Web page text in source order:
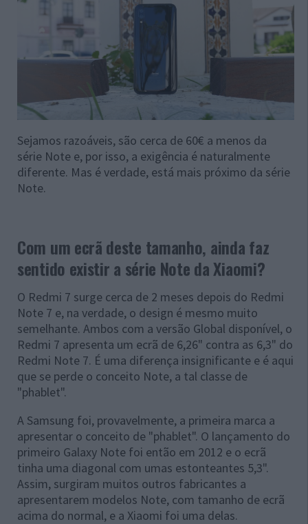
Sejamos razoáveis, são cerca de 60€ a menos da
série Note e, por isso, a exigência é naturalmente
diferente. Mas é verdade, está mais próximo da série
Note.
Com um ecrã deste tamanho, ainda faz
sentido existir a série Note da Xiaomi?
O Redmi 7 surge cerca de 2 meses depois do Redmi
Note 7 e, na verdade, o design é mesmo muito
semelhante. Ambos com a versão Global disponível, o
Redmi 7 apresenta um ecrã de 6,26" contra as 6,3" do
Redmi Note 7. É uma diferença insignificante e é aqui
que se perde o conceito Note, a tal classe de
"phablet".
A Samsung foi, provavelmente, a primeira marca a
apresentar o conceito de "phablet". O lançamento do
primeiro Galaxy Note foi então em 2012 e o ecrã
tinha uma diagonal com umas estonteantes 5,3".
Assim, surgiram muitos outros fabricantes a
apresentarem modelos Note, com tamanho de ecrã
acima do normal, e a Xiaomi foi uma delas.